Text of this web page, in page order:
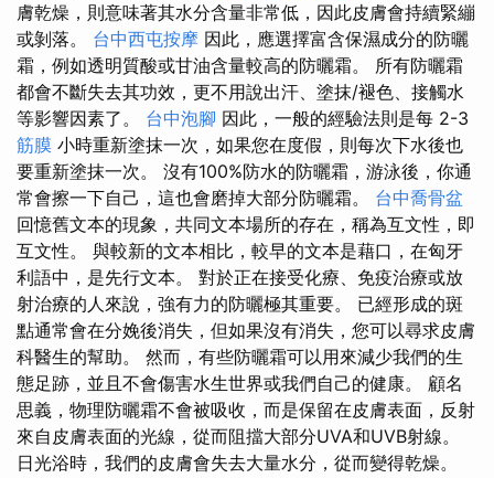
膚乾燥，則意味著其水分含量非常低，因此皮膚會持續緊繃
或剝落。 台中西屯按摩 因此，應選擇富含保濕成分的防曬
霜，例如透明質酸或甘油含量較高的防曬霜。 所有防曬霜
都會不斷失去其功效，更不用說出汗、塗抹/褪色、接觸水
等影響因素了。 台中泡腳 因此，一般的經驗法則是每 2-3
筋膜 小時重新塗抹一次，如果您在度假，則每次下水後也
要重新塗抹一次。 沒有100%防水的防曬霜，游泳後，你通
常會擦一下自己，這也會磨掉大部分防曬霜。 台中喬骨盆
回憶舊文本的現象，共同文本場所的存在，稱為互文性，即
互文性。 與較新的文本相比，較早的文本是藉口，在匈牙
利語中，是先行文本。 對於正在接受化療、免疫治療或放
射治療的人來說，強有力的防曬極其重要。 已經形成的斑
點通常會在分娩後消失，但如果沒有消失，您可以尋求皮膚
科醫生的幫助。 然而，有些防曬霜可以用來減少我們的生
態足跡，並且不會傷害水生世界或我們自己的健康。 顧名
思義，物理防曬霜不會被吸收，而是保留在皮膚表面，反射
來自皮膚表面的光線，從而阻擋大部分UVA和UVB射線。
日光浴時，我們的皮膚會失去大量水分，從而變得乾燥。